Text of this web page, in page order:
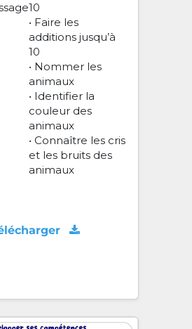
10
• Faire les
additions jusqu’à
10
• Nommer les
animaux
• Identifier la
couleur des
animaux
• Connaître les cris
et les bruits des
animaux